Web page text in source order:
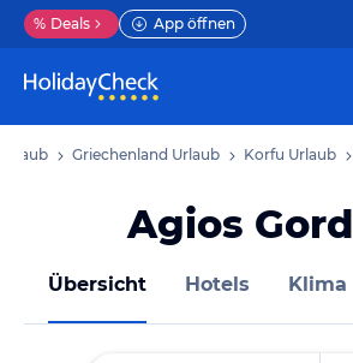
% Deals App öffnen
Griechenland Urlaub Korfu Urlaub
Agios
Übersicht Hotels Klima